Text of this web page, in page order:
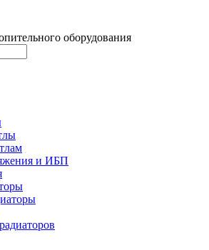
оборудования
и ИБП